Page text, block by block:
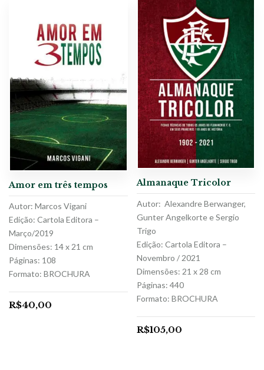
Amor em três tempos
Autor: Marcos Vigani
Edição: Cartola Editora –
Março/2019
Dimensões: 14 x 21 cm
Páginas: 108
Formato: BROCHURA
R$40,00
Almanaque Tricolor
Autor: Alexandre Berwanger,
Gunter Angelkorte e Sergio
Trigo
Edição: Cartola Editora –
Novembro / 2021
Dimensões: 21 x 28 cm
Páginas: 440
Formato: BROCHURA
R$105,00